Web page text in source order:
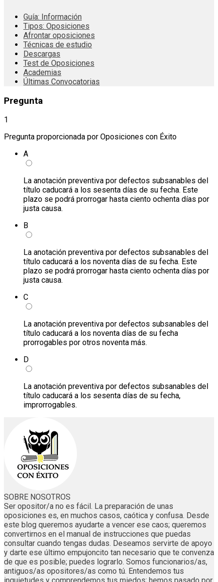
Guía: Información
Tipos: Oposiciones
Afrontar oposiciones
Técnicas de estudio
Descargas
Test de Oposiciones
Academias
Últimas Convocatorias
Pregunta
1
Pregunta proporcionada por Oposiciones con Éxito
A
La anotación preventiva por defectos subsanables del
título caducará a los sesenta días de su fecha. Este
plazo se podrá prorrogar hasta ciento ochenta días por
justa causa.
B
La anotación preventiva por defectos subsanables del
título caducará a los noventa días de su fecha. Este
plazo se podrá prorrogar hasta ciento ochenta días por
justa causa.
C
La anotación preventiva por defectos subsanables del
título caducará a los noventa días de su fecha
prorrogables por otros noventa más.
D
La anotación preventiva por defectos subsanables del
título caducará a los sesenta días de su fecha,
improrrogables.
SOBRE NOSOTROS
Ser opositor/a no es fácil. La preparación de unas
oposiciones es, en muchos casos, caótica y confusa. Desde
este blog queremos ayudarte a vencer ese caos; queremos
convertirnos en el manual de instrucciones que puedas
consultar cuando tengas dudas. Deseamos servirte de apoyo
y darte ese último empujoncito tan necesario que te convenza
de que es posible; puedes lograrlo. Somos funcionarios/as,
antiguos/as opositores/as como tú. Entendemos tus